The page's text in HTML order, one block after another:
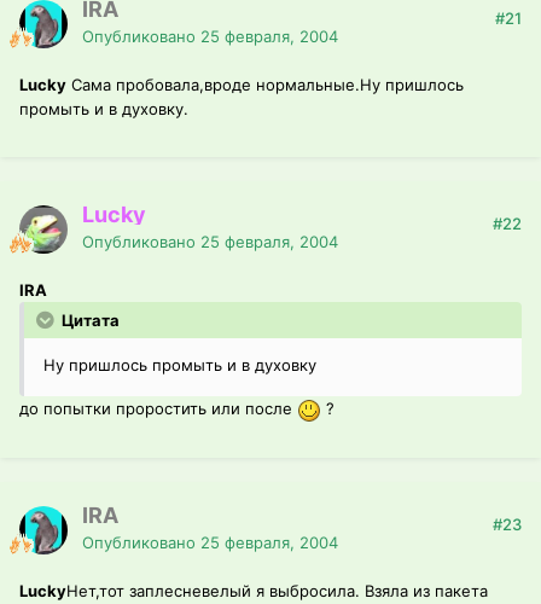
IRA
Опубликовано 25 февраля, 2004
#21
Lucky Сама пробовала,вроде нормальные.Ну пришлось
промыть и в духовку.
Lucky
Опубликовано 25 февраля, 2004
#22
IRA
Цитата
Ну пришлось промыть и в духовку
до попытки проростить или после ?
IRA
Опубликовано 25 февраля, 2004
#23
LuckyНет,тот заплесневелый я выбросила. Взяла из пакета